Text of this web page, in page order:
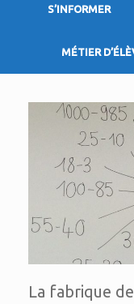
S’INFORMER
MÉTIER
La fabrique